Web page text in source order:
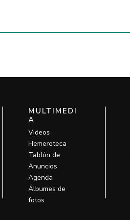
MULTIMEDI
A
Videos
Hemeroteca
Tablón de
Anuncios
Agenda
Álbumes de
fotos